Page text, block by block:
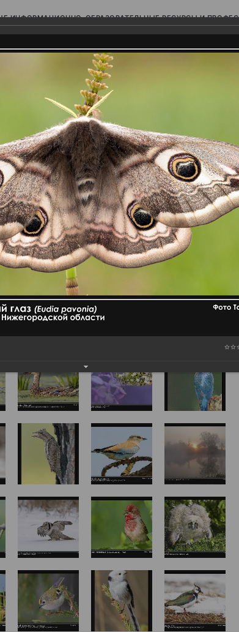
ИНФОРМАЦИОННО-ОБРАЗОВАТЕЛЬНЫЕ РЕСУРСЫ И